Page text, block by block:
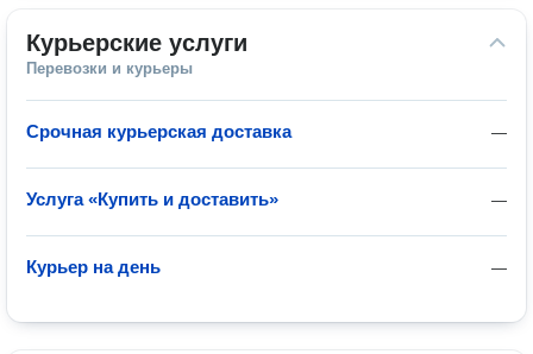
Курьерские услуги
Перевозки и курьеры
—
Срочная курьерская доставка
—
Услуга «Купить и доставить»
—
Курьер на день